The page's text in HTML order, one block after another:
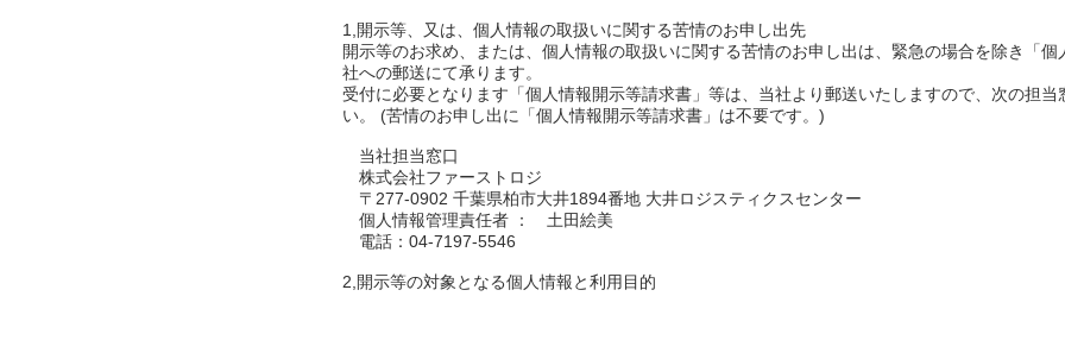
1,開示等、又は、個人情報の取扱いに関する苦情のお申し出先
開示等のお求め、または、個人情報の取扱いに関する苦情のお申し出は、緊急の場合を除き「
社への郵送にて承ります。
受付に必要となります「個人情報開示等請求書」等は、当社より郵送いたしますので、次の担
い。 (苦情のお申し出に「個人情報開示等請求書」は不要です。)
当社担当窓口
株式会社ファーストロジ
〒277-0902 千葉県柏市大井1894番地 大井ロジスティクスセンター
個人情報管理責任者 ： 土田絵美
電話：04-7197-5546
2,開示等の対象となる個人情報と利用目的